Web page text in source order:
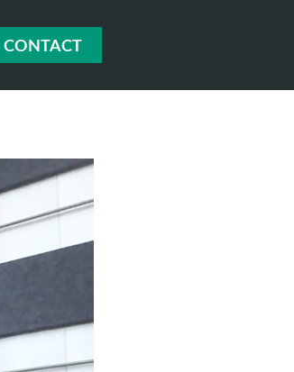
CONTACT